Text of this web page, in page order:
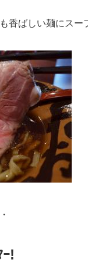
香ばしい麺にスー
!